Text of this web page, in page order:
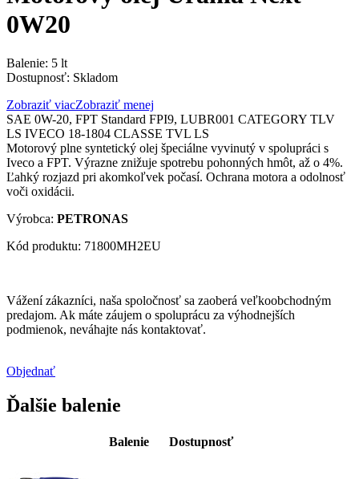
0W20
Balenie: 5 lt
Dostupnosť: Skladom
Zobraziť viacZobraziť menej
SAE 0W-20, FPT Standard FPI9, LUBR001 CATEGORY TLV
LS IVECO 18-1804 CLASSE TVL LS
Motorový plne syntetický olej špeciálne vyvinutý v spolupráci s
Iveco a FPT. Výrazne znižuje spotrebu pohonných hmôt, až o 4%.
Ľahký rozjazd pri akomkoľvek počasí. Ochrana motora a odolnosť
voči oxidácii.
Výrobca: PETRONAS
Kód produktu: 71800MH2EU
Vážení zákazníci, naša spoločnosť sa zaoberá veľkoobchodným
predajom. Ak máte záujem o spoluprácu za výhodnejších
podmienok, neváhajte nás kontaktovať.
Objednať
Ďalšie balenie
Balenie Dostupnosť